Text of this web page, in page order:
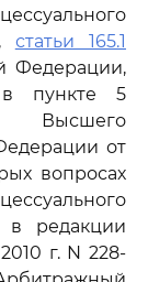
статьи 165.1
Федерации,
в пункте 5
Высшего
от
вопросах
в редакции
г. N 228-